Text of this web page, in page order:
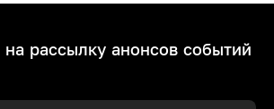
рассылку анонсов событий